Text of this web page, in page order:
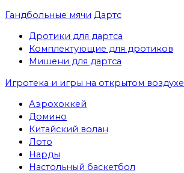
Гандбольные мячи Дартс
Дротики для дартса
Комплектующие для дротиков
Мишени для дартса
Игротека и игры на открытом воздухе
Аэрохоккей
Домино
Китайский волан
Лото
Нарды
Настольный баскетбол